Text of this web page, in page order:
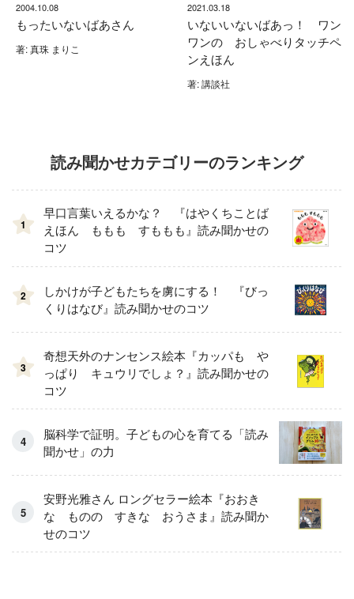
2004.10.08
もったいないばあさん
著: 真珠 まりこ
2021.03.18
いないいないばあっ！ ワン
ワンの おしゃべりタッチペ
ンえほん
著: 講談社
読み聞かせカテゴリーのランキング
1
早口言葉いえるかな？ 『はやくちことば
えほん ももも すももも』読み聞かせの
コツ
2
しかけが子どもたちを虜にする！ 『びっ
くりはなび』読み聞かせのコツ
3
奇想天外のナンセンス絵本『カッパも や
っぱり キュウリでしょ？』読み聞かせの
コツ
脳科学で証明。子どもの心を育てる「読み
聞かせ」の力
安野光雅さん ロングセラー絵本『おおき
な ものの すきな おうさま』読み聞か
せのコツ